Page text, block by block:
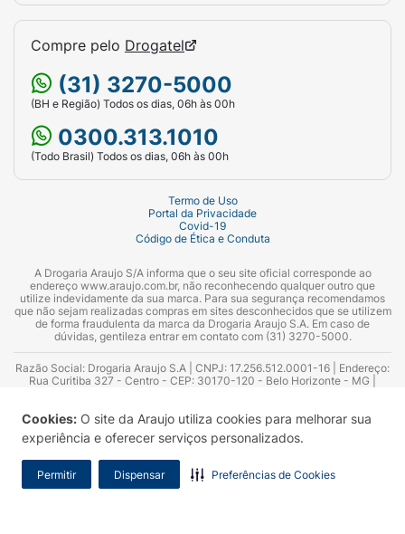
Cookies: O site da Araujo utiliza cookies para melhorar sua
experiência e oferecer serviços personalizados.
Permitir Dispensar Preferências de Cookies
Compre pelo Drogatel
(31) 3270-5000
(BH e Região) Todos os dias, 06h às 00h
0300.313.1010
(Todo Brasil) Todos os dias, 06h às 00h
Termo de Uso
Portal da Privacidade
Covid-19
Código de Ética e Conduta
A Drogaria Araujo S/A informa que o seu site oficial corresponde ao
endereço www.araujo.com.br, não reconhecendo qualquer outro que
utilize indevidamente da sua marca. Para sua segurança recomendamos
que não sejam realizadas compras em sites desconhecidos que se utilizem
de forma fraudulenta da marca da Drogaria Araujo S.A. Em caso de
dúvidas, gentileza entrar em contato com (31) 3270-5000.
Razão Social: Drogaria Araujo S.A | CNPJ: 17.256.512.0001-16 | Endereço:
Rua Curitiba 327 - Centro - CEP: 30170-120 - Belo Horizonte - MG |
Azevedo Guimarães – CRF 10.965 | Yasmin Silva Alvarenga – CRF 52.584 -
Consultor substituto: Thiago Aguiar Pinheiro - CRF Nº 13.748. Alvará
Sanitário: 2025020713 | Autorização de Funcionamento da Empresa (AFE):